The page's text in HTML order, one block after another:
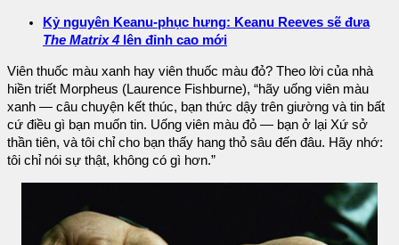
Kỷ nguyên Keanu-phục hưng: Keanu Reeves sẽ đưa
The Matrix 4 lên đỉnh cao mới
Viên thuốc màu xanh hay viên thuốc màu đỏ? Theo lời của nhà
hiền triết Morpheus (Laurence Fishburne), “hãy uống viên màu
xanh — câu chuyện kết thúc, bạn thức dậy trên giường và tin bất
cứ điều gì bạn muốn tin. Uống viên màu đỏ — bạn ở lại Xứ sở
thần tiên, và tôi chỉ cho bạn thấy hang thỏ sâu đến đâu. Hãy nhớ:
tôi chỉ nói sự thật, không có gì hơn.”